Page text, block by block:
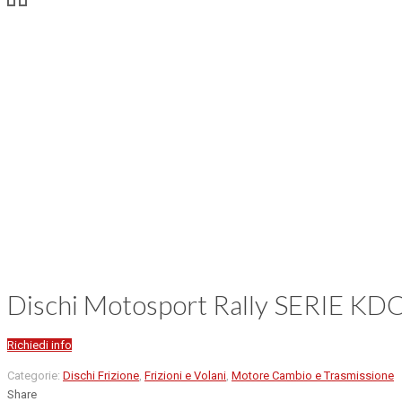
Dischi Motosport Rally SERIE
Richiedi info
Categorie: Dischi Frizione Frizioni e Volani Motore Cambio e Trasmissione
Share